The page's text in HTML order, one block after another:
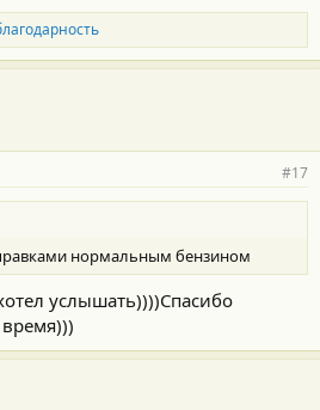
#17
нормальным бензином
услышать))))Спасибо